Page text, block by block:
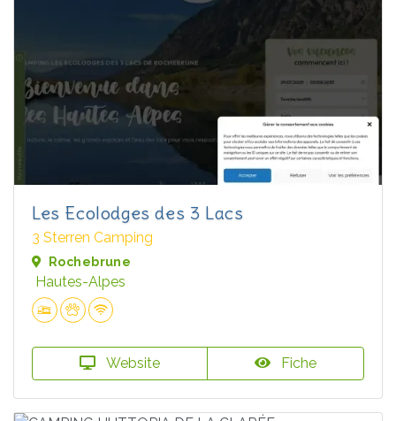
Les Ecolodges des 3 Lacs
3 Sterren Camping
Rochebrune
Hautes-Alpes
Website Fiche